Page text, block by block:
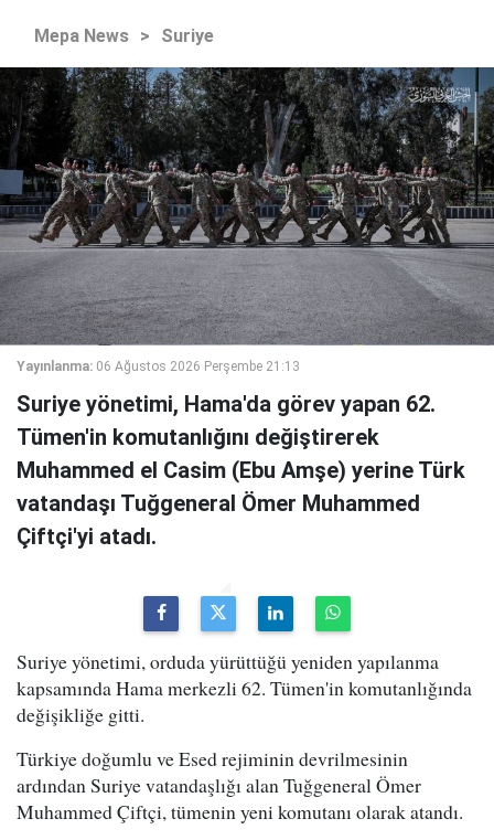
Mepa News > Suriye
Yayınlanma: 06 Ağustos 2026 Perşembe 21:13
Suriye yönetimi, Hama'da görev yapan 62.
Tümen'in komutanlığını değiştirerek
Muhammed el Casim (Ebu Amşe) yerine Türk
vatandaşı Tuğgeneral Ömer Muhammed
Çiftçi'yi atadı.
Suriye yönetimi, orduda yürüttüğü yeniden yapılanma
kapsamında Hama merkezli 62. Tümen'in komutanlığında
değişikliğe gitti.
Türkiye doğumlu ve Esed rejiminin devrilmesinin
ardından Suriye vatandaşlığı alan Tuğgeneral Ömer
Muhammed Çiftçi, tümenin yeni komutanı olarak atandı.